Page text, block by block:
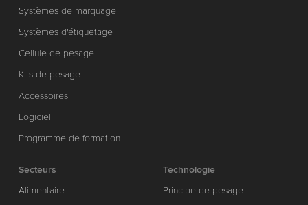
Systèmes de marquage
Systèmes d'étiquetage
Cellule de pesage
Kits de pesage
Accessoires
Logiciel
Programme de formation
Secteurs
Alimentaire
Technologie
Principe de pesage